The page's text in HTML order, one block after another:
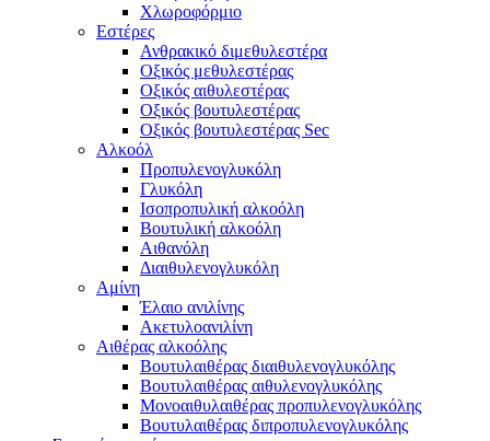
Χλωροφόρμιο
Εστέρες
Ανθρακικό διμεθυλεστέρα
Οξικός μεθυλεστέρας
Οξικός αιθυλεστέρας
Οξικός βουτυλεστέρας
Οξικός βουτυλεστέρας Sec
Αλκοόλ
Προπυλενογλυκόλη
Γλυκόλη
Ισοπροπυλική αλκοόλη
Βουτυλική αλκοόλη
Αιθανόλη
Διαιθυλενογλυκόλη
Αμίνη
Έλαιο ανιλίνης
Ακετυλοανιλίνη
Αιθέρας αλκοόλης
Βουτυλαιθέρας διαιθυλενογλυκόλης
Βουτυλαιθέρας αιθυλενογλυκόλης
Μονοαιθυλαιθέρας προπυλενογλυκόλης
Βουτυλαιθέρας διπροπυλενογλυκόλης